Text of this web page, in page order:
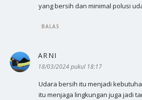
yang bersih dan minimal polusi
BALAS
ARNI
18/03/2024 pukul 18:17
Udara bersih itu menjadi
itu menjaga lingkungan juga jadi